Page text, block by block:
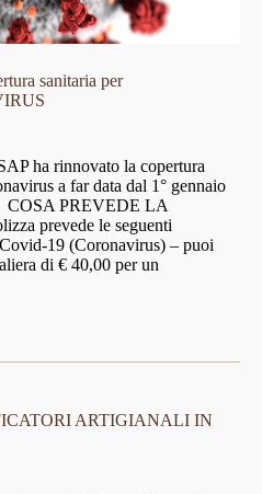
sanitaria per
ha rinnovato la copertura
a far data dal 1° gennaio
COSA PREVEDE LA
prevede le seguenti
19 (Coronavirus) – puoi
di € 40,00 per un
ARTIGIANALI IN